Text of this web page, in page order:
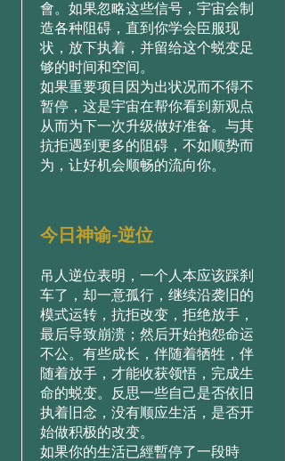
會。如果忽略这些信号，宇宙会制
造各种阻碍，直到你学会臣服现
状，放下执着，并留给这个蜕变足
够的时间和空间。
如果重要项目因为出状况而不得不
暂停，这是宇宙在帮你看到新观点
从而为下一次升级做好准备。与其
抗拒遇到更多的阻碍，不如顺势而
为，让好机会顺畅的流向你。
今日神谕-逆位
吊人逆位表明，一个人本应该踩刹
车了，却一意孤行，继续沿袭旧的
模式运转，抗拒改变，拒绝放手，
最后导致崩溃；然后开始抱怨命运
不公。有些成长，伴随着牺牲，伴
随着放手，才能收获领悟，完成生
命的蜕变。反思一些自己是否依旧
执着旧念，没有顺应生活，是否开
始做积极的改变。
如果你的生活已經暫停了一段時